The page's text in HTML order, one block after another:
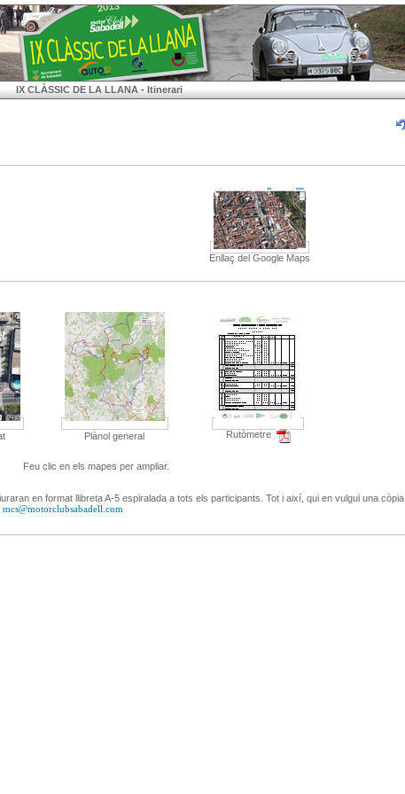
IX CLÀSSIC DE LA LLANA - Itinerari
Enllaç del Google Maps
Plànol general Rutòmetre
Feu clic en els mapes per ampliar.
en format llibreta A-5 espiralada a tots els participants. Tot i així, qui en vulgui una còpia
mcs@motorclubsabadell.com